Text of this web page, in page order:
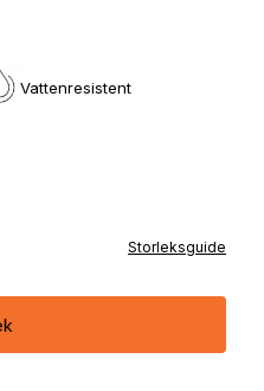
Vattenresistent
Storleksguide